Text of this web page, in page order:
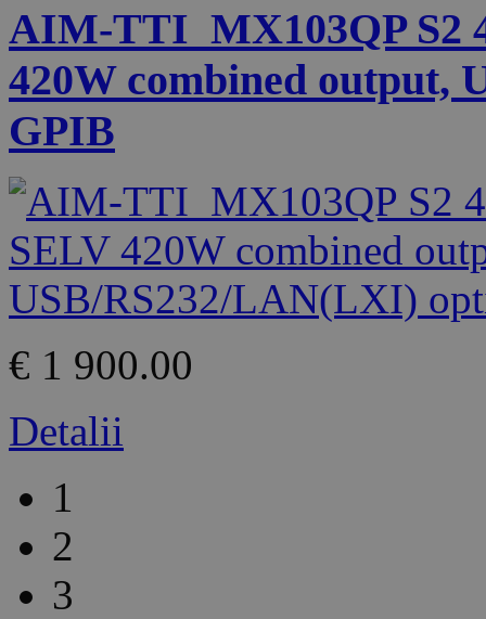
AIM-TTI_MX103QP S2
420W combined output,
GPIB
€ 1 900.00
Detalii
1
2
3